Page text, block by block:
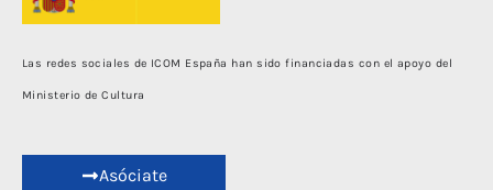
Las redes sociales de ICOM España han sido financiadas con el apoyo del
Ministerio de Cultura
Asóciate